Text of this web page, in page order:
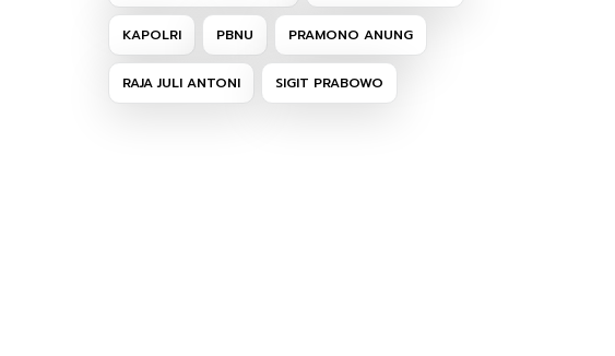
KAPOLRI PBNU PRAMONO ANUNG
RAJA JULI ANTONI SIGIT PRABOWO